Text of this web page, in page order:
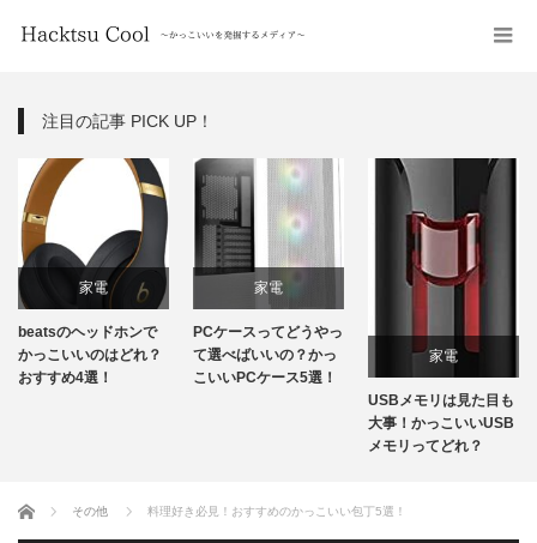
注目の記事 PICK UP！
家電
beatsのヘッドホンで
かっこいいのはどれ？
おすすめ4選！
家電
PCケースってどうやっ
て選べばいいの？かっ
こいいPCケース5選！
家電
USBメモリは見た目も
大事！かっこいいUSB
メモリってどれ？
ホーム その他 料理好き必見！おすすめのかっこいい包丁5選！